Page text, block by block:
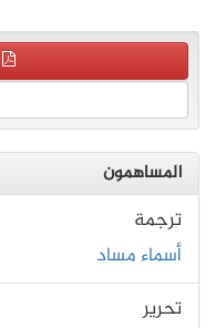
المساهمون
ترجمة
أسماء مساد
تحرير